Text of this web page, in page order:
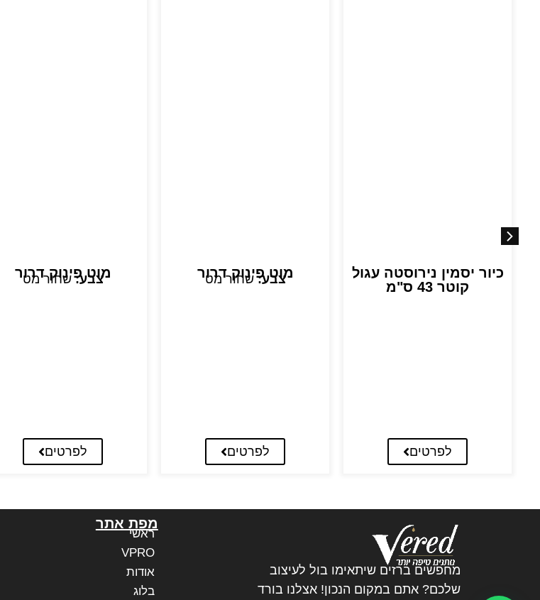
כיור יסמין נירוסטה עגול
קוטר 43 ס"מ
לפרטים
מוט פינוק דרור
צבע:שחור מט
לפרטים
מוט פינוק דרור
צבע:שחור מט
לפרטים
מחפשים ברזים שיתאימו בול לעיצוב
שלכם? אתם במקום הנכון! אצלנו בורד
מפת אתר
ראשי
VPRO
אודות
בלוג